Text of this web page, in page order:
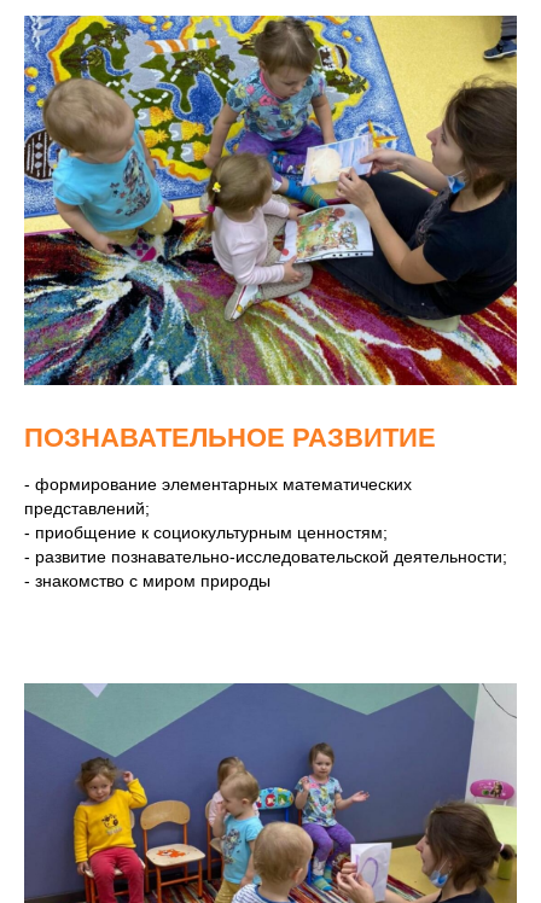
Три раза в неделю, по 4 часа, для детей от 1,5 до
3,5 лет
ПОЗНАВАТЕЛЬНОЕ РАЗВИТИЕ
- формирование элементарных математических
представлений;
- приобщение к социокультурным ценностям;
- развитие познавательно-исследовательской деятельности;
- знакомство с миром природы